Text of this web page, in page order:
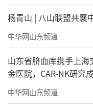
杨青山 | 八山联盟共襄
中华网山东频道
山东省脐血库携手上
金医院，CAR-NK研究
血液协会年会
中华网山东频道